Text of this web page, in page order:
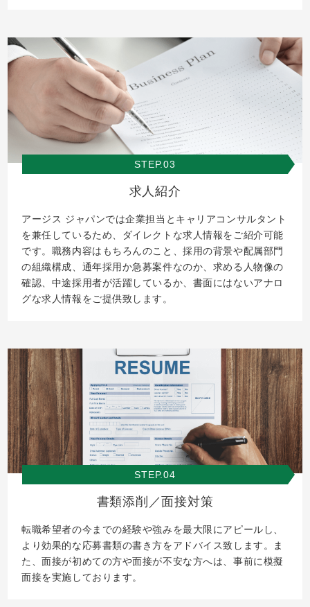
STEP.03
求人紹介
アージス ジャパンでは企業担当とキャリアコンサルタント
を兼任しているため、ダイレクトな求人情報をご紹介可能
です。職務内容はもちろんのこと、採用の背景や配属部門
の組織構成、通年採用か急募案件なのか、求める人物像の
確認、中途採用者が活躍しているか、書面にはないアナロ
グな求人情報をご提供致します。
STEP.04
書類添削／面接対策
転職希望者の今までの経験や強みを最大限にアピールし、
より効果的な応募書類の書き方をアドバイス致します。ま
た、面接が初めての方や面接が不安な方へは、事前に模擬
面接を実施しております。